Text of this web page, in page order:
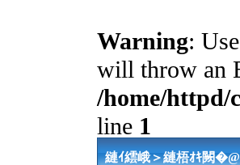
Warning:
will throw an
/home/httpd/
line 1
縺ｲ繧峨＞縺梧ｵｷ闕